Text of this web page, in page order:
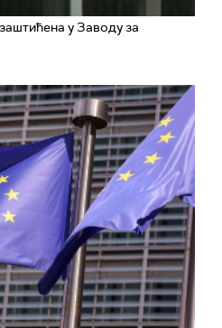
у Заводу за